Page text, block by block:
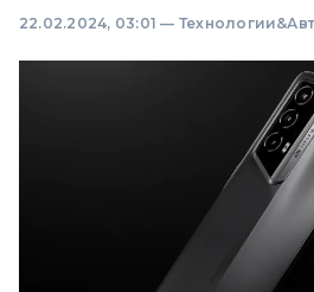
22.02.2024, 03:01 —